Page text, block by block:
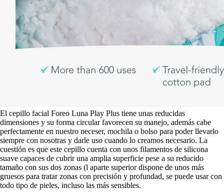
El cepillo facial Foreo Luna Play Plus tiene unas reducidas
dimensiones y su forma circular favorecen su manejo, además cabe
perfectamente en nuestro neceser, mochila o bolso para poder llevarlo
siempre con nosotras y darle uso cuando lo creamos necesario. La
cuestión es que este cepillo cuenta con unos filamentos de silicona
suave capaces de cubrir una amplia superficie pese a su reducido
tamaño con sus dos zonas (l aparte superior dispone de unos más
gruesos para tratar zonas con precisión y profundad, se puede usar con
todo tipo de pieles, incluso las más sensibles.